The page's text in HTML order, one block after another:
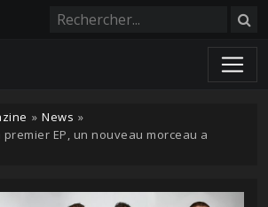
» News »
premier EP, un nouveau morceau a
cookies